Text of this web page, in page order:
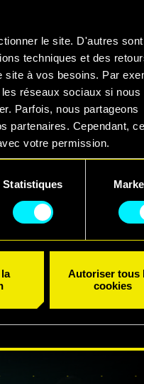
le site. D'autres sont
techniques et des
site à vos besoins. Par
réseaux sociaux si nous
Parfois, nous partageons
partenaires. Cependant,
votre permission.
utilisation des cookies et
ci-dessous.
Statistiques
Autoriser tous
cookies